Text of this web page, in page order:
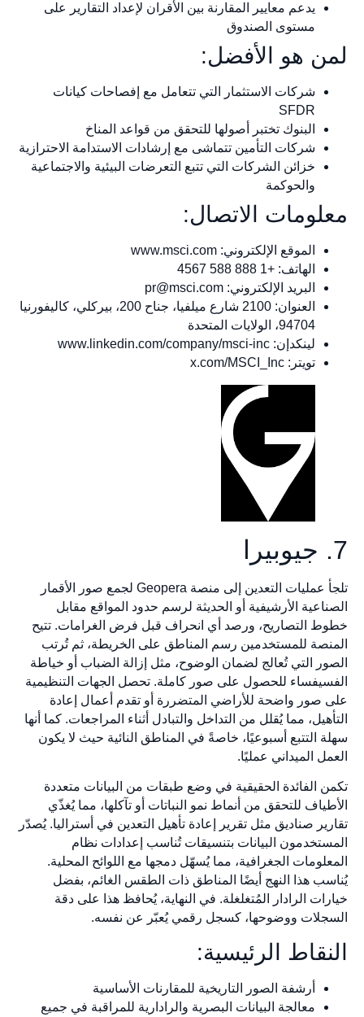
يدعم معايير المقارنة بين الأقران لإعداد التقارير على
مستوى الصندوق
لمن هو الأفضل:
شركات الاستثمار التي تتعامل مع إفصاحات كيانات
SFDR
البنوك تختبر أصولها للتحقق من قواعد المناخ
شركات التأمين تتماشى مع إرشادات الاستدامة الاحترازية
خزائن الشركات التي تتبع التعرضات البيئية والاجتماعية
والحوكمة
معلومات الاتصال:
الموقع الإلكتروني: www.msci.com
الهاتف: +1 888 588 4567
البريد الإلكتروني: pr@msci.com
العنوان: 2100 شارع ميلفيا، جناح 200، بيركلي، كاليفورنيا
94704، الولايات المتحدة
لينكدإن: www.linkedin.com/company/msci-inc
تويتر: x.com/MSCI_Inc
7. جيوبيرا
تلجأ عمليات التعدين إلى منصة Geopera لجمع صور الأقمار
الصناعية الأرشيفية أو الحديثة لرسم حدود المواقع مقابل
خطوط التصاريح، ورصد أي انحراف قبل فرض الغرامات. تتيح
المنصة للمستخدمين رسم المناطق على الخريطة، ثم تُرتب
الصور التي تُعالج لضمان الوضوح، مثل إزالة الضباب أو خياطة
الفسيفساء للحصول على صور كاملة. تحصل الجهات التنظيمية
على صور واضحة للأراضي المتضررة أو تقدم أعمال إعادة
التأهيل، مما يُقلل من التداخل والتبادل أثناء المراجعات. كما أنها
سهلة التتبع أسبوعيًا، خاصةً في المناطق النائية حيث لا يكون
العمل الميداني عمليًا.
تكمن الفائدة الحقيقية في وضع طبقات من البيانات متعددة
الأطياف للتحقق من أنماط نمو النباتات أو تآكلها، مما يُغذّي
تقارير صناديق مثل تقرير إعادة تأهيل التعدين في أستراليا. يُصدّر
المستخدمون البيانات بتنسيقات تُناسب إعدادات نظام
المعلومات الجغرافية، مما يُسهّل دمجها مع اللوائح المحلية.
يُناسب هذا النهج أيضًا المناطق ذات الطقس الغائم، بفضل
خيارات الرادار المُتغلغلة. في النهاية، يُحافظ هذا على دقة
السجلات ووضوحها، كسجل رقمي يُعبّر عن نفسه.
النقاط الرئيسية:
أرشفة الصور التاريخية للمقارنات الأساسية
معالجة البيانات البصرية والرادارية للمراقبة في جميع